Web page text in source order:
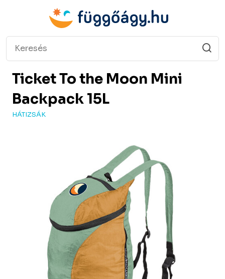
Ticket To the Moon Mini
Backpack 15L
HÁTIZSÁK